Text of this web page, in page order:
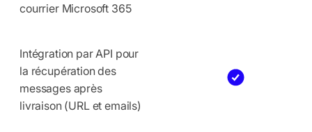
courrier Microsoft 365
Intégration par API pour
la récupération des
messages après
livraison (URL et emails)